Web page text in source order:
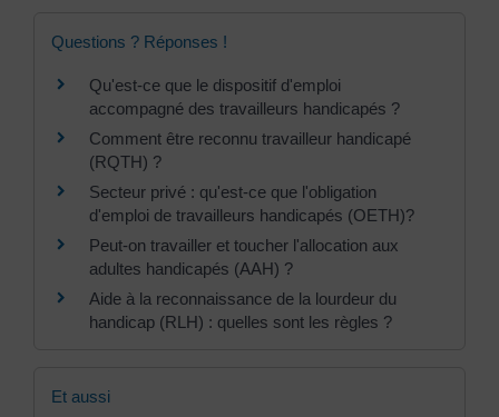
Questions ? Réponses !
Qu'est-ce que le dispositif d'emploi
accompagné des travailleurs handicapés ?
Comment être reconnu travailleur handicapé
(RQTH) ?
Secteur privé : qu'est-ce que l'obligation
d'emploi de travailleurs handicapés (OETH)?
Peut-on travailler et toucher l'allocation aux
adultes handicapés (AAH) ?
Aide à la reconnaissance de la lourdeur du
handicap (RLH) : quelles sont les règles ?
Et aussi